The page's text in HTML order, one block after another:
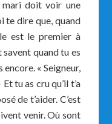
mari doit voir une
te dire que, quand
est le premier à
quand tu es
« Seigneur,
tu as cru qu’il t’a
de t’aider. C’est
venir. Où sont